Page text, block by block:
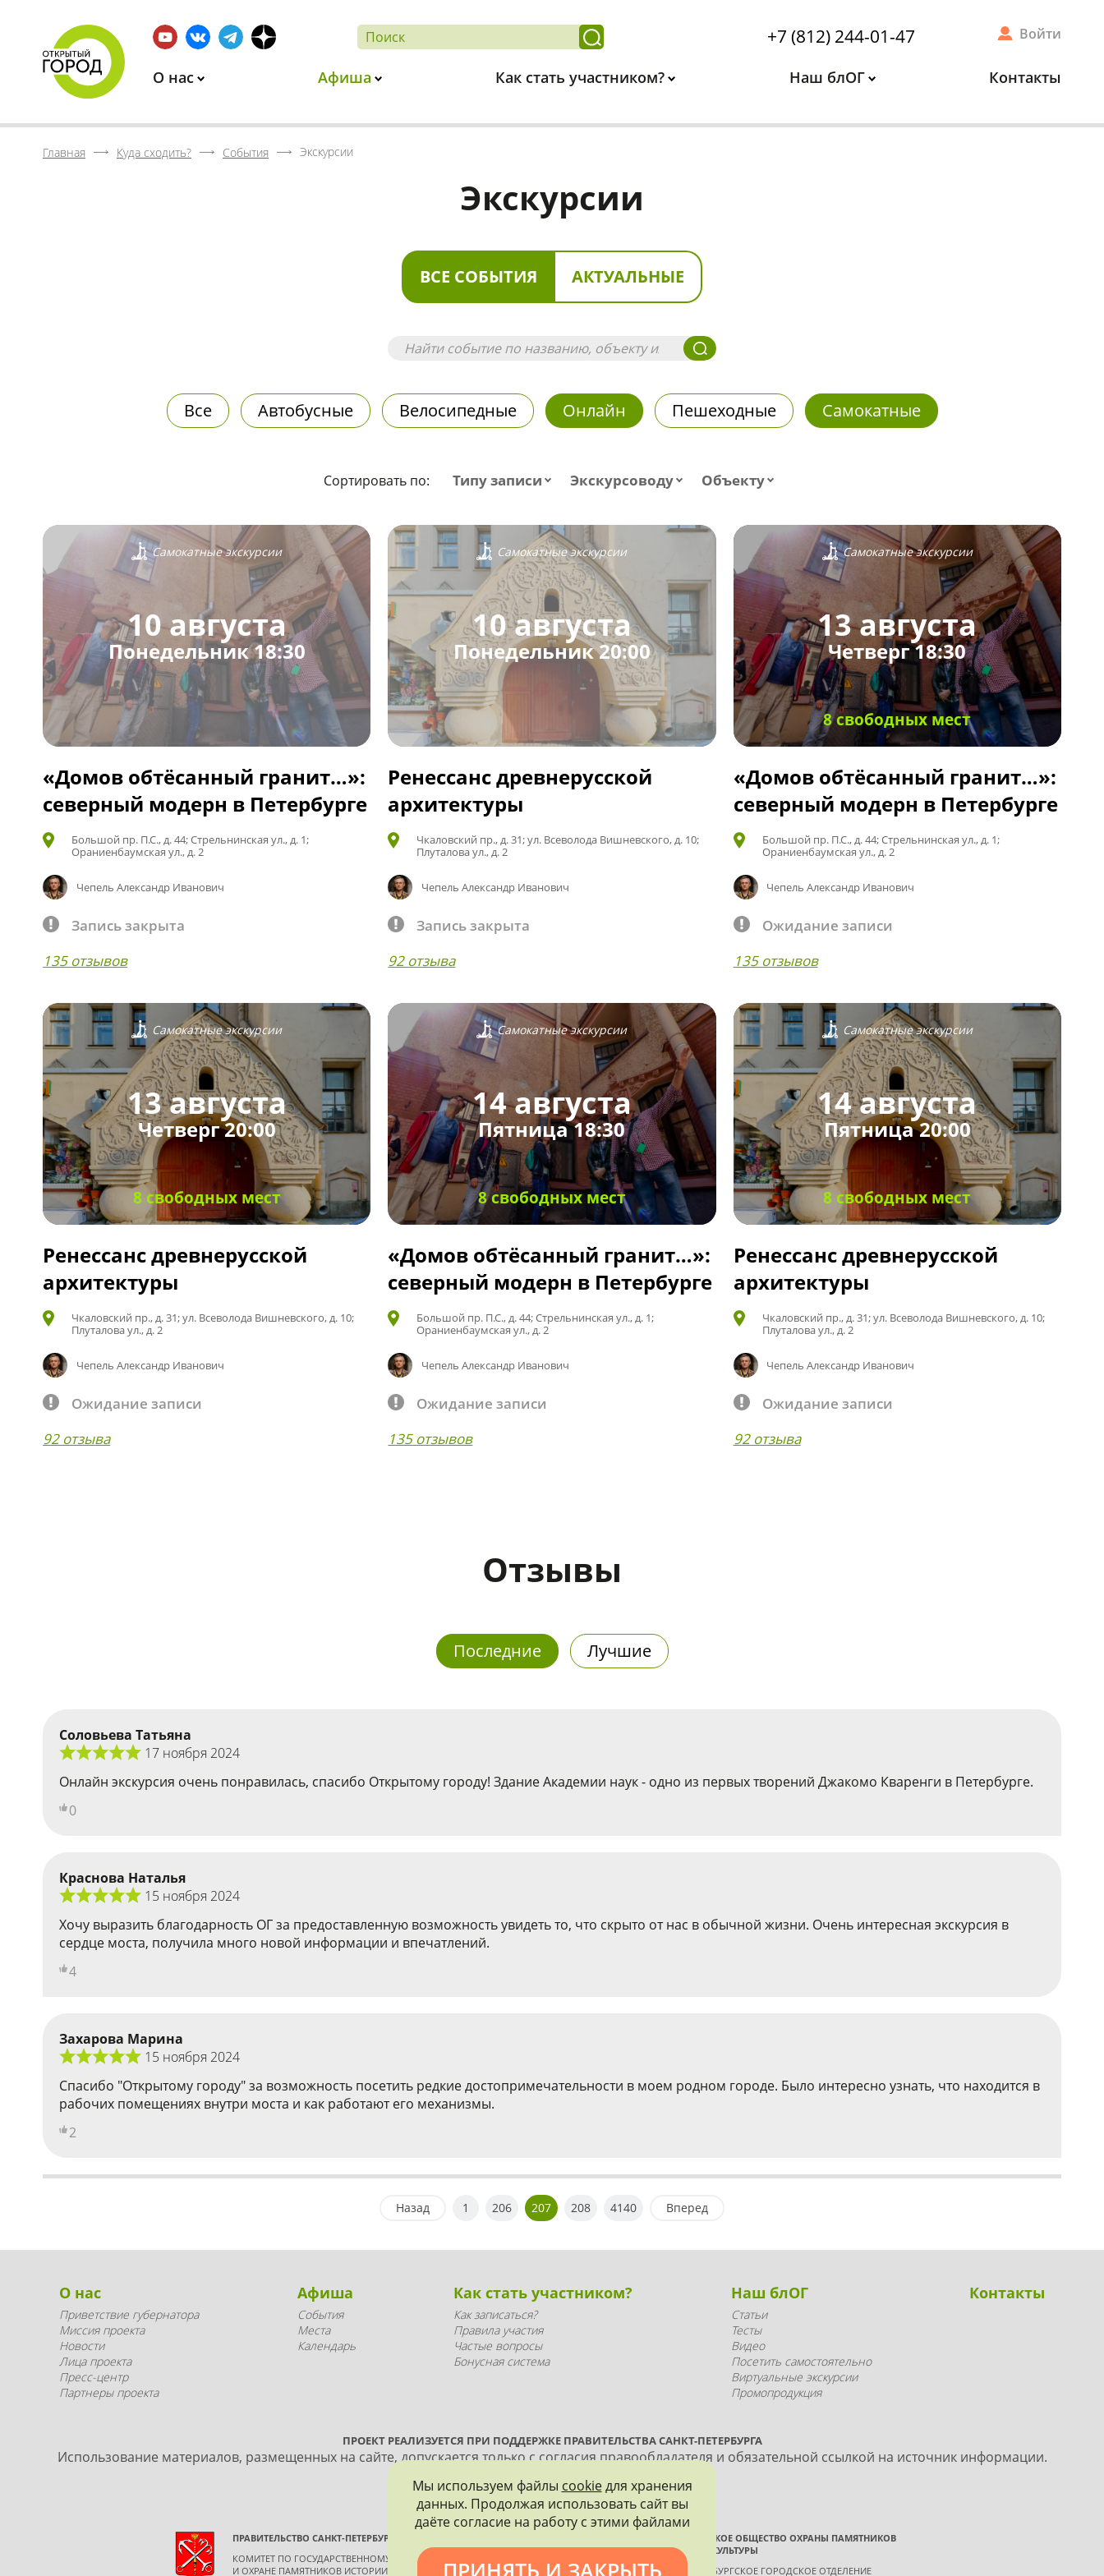
+7 (812) 244-01-47 Войти
О нас Афиша Как стать участником? Наш блОГ Контакты
Главная Куда сходить? События Экскурсии
Экскурсии
ВСЕ СОБЫТИЯ АКТУАЛЬНЫЕ
Все Автобусные Велосипедные Онлайн Пешеходные Самокатные
Сортировать по: Типу записи Экскурсоводу Объекту
Самокатные экскурсии
10 августа
Понедельник 18:30
«Домов обтёсанный гранит…»:
северный модерн в Петербурге
Большой пр. П.С., д. 44; Стрельнинская ул., д. 1;
Ораниенбаумская ул., д. 2
Чепель Александр Иванович
Запись закрыта
135 отзывов
Самокатные экскурсии
10 августа
Понедельник 20:00
Ренессанс древнерусской
архитектуры
Чкаловский пр., д. 31; ул. Всеволода Вишневского, д. 10;
Плуталова ул., д. 2
Чепель Александр Иванович
Запись закрыта
92 отзыва
Самокатные экскурсии
13 августа
Четверг 18:30
8 свободных мест
«Домов обтёсанный гранит…»:
северный модерн в Петербурге
Большой пр. П.С., д. 44; Стрельнинская ул., д. 1;
Ораниенбаумская ул., д. 2
Чепель Александр Иванович
Ожидание записи
135 отзывов
Самокатные экскурсии
13 августа
Четверг 20:00
8 свободных мест
Ренессанс древнерусской
архитектуры
Чкаловский пр., д. 31; ул. Всеволода Вишневского, д. 10;
Плуталова ул., д. 2
Чепель Александр Иванович
Ожидание записи
92 отзыва
Самокатные экскурсии
14 августа
Пятница 18:30
8 свободных мест
«Домов обтёсанный гранит…»:
северный модерн в Петербурге
Большой пр. П.С., д. 44; Стрельнинская ул., д. 1;
Ораниенбаумская ул., д. 2
Чепель Александр Иванович
Ожидание записи
135 отзывов
Самокатные экскурсии
14 августа
Пятница 20:00
8 свободных мест
Ренессанс древнерусской
архитектуры
Чкаловский пр., д. 31; ул. Всеволода Вишневского, д. 10;
Плуталова ул., д. 2
Чепель Александр Иванович
Ожидание записи
92 отзыва
Отзывы
Последние Лучшие
Соловьева Татьяна
17 ноября 2024
Онлайн экскурсия очень понравилась, спасибо Открытому городу! Здание Академии наук - одно из первых творений Джакомо Кваренги в Петербурге.
0
Краснова Наталья
15 ноября 2024
Хочу выразить благодарность ОГ за предоставленную возможность увидеть то, что скрыто от нас в обычной жизни. Очень интересная экскурсия в
сердце моста, получила много новой информации и впечатлений.
4
Захарова Марина
15 ноября 2024
Спасибо "Открытому городу" за возможность посетить редкие достопримечательности в моем родном городе. Было интересно узнать, что находится в
рабочих помещениях внутри моста и как работают его механизмы.
2
Назад 1 206 207 208 4140 Вперед
О нас
Приветствие губернатора
Миссия проекта
Новости
Лица проекта
Пресс-центр
Партнеры проекта
Афиша
События
Места
Календарь
Как стать участником?
Как записаться?
Правила участия
Частые вопросы
Бонусная система
Наш блОГ
Статьи
Тесты
Видео
Посетить самостоятельно
Виртуальные экскурсии
Промопродукция
Контакты
ПРОЕКТ РЕАЛИЗУЕТСЯ ПРИ ПОДДЕРЖКЕ ПРАВИТЕЛЬСТВА САНКТ-ПЕТЕРБУРГА
Использование материалов, размещенных на сайте, допускается только с согласия правообладателя и обязательной ссылкой на источник информации.
ПРАВИТЕЛЬСТВО САНКТ-ПЕТЕРБУРГА
КОМИТЕТ ПО ГОСУДАРСТВЕННОМУ КОНТРОЛЮ, ИСПОЛЬЗОВАНИЮ
И ОХРАНЕ ПАМЯТНИКОВ ИСТОРИИ И КУЛЬТУРЫ
ВСЕРОССИЙСКОЕ ОБЩЕСТВО ОХРАНЫ ПАМЯТНИКОВ
ИСТОРИИ И КУЛЬТУРЫ
САНКТ-ПЕТЕРБУРГСКОЕ ГОРОДСКОЕ ОТДЕЛЕНИЕ
Мы используем файлы cookieдля хранения
данных. Продолжая использовать сайт вы
даёте согласие на работу с этими файлами
ПРИНЯТЬ И ЗАКРЫТЬ